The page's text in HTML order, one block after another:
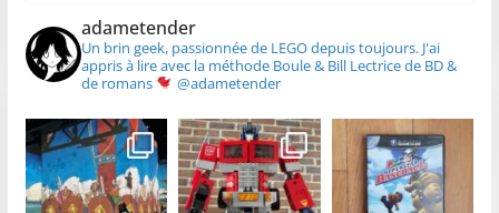
adametender
Un brin geek, passionnée de LEGO depuis toujours.J'ai
appris à lire avec la méthode Boule & Bill Lectrice de BD &
de romans
@adametender